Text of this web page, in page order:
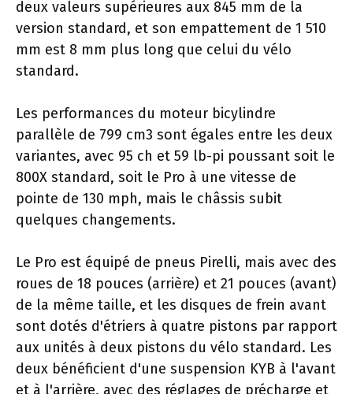
deux valeurs supérieures aux 845 mm de la
version standard, et son empattement de 1 510
mm est 8 mm plus long que celui du vélo
standard.
Les performances du moteur bicylindre
parallèle de 799 cm3 sont égales entre les deux
variantes, avec 95 ch et 59 lb-pi poussant soit le
800X standard, soit le Pro à une vitesse de
pointe de 130 mph, mais le châssis subit
quelques changements.
Le Pro est équipé de pneus Pirelli, mais avec des
roues de 18 pouces (arrière) et 21 pouces (avant)
de la même taille, et les disques de frein avant
sont dotés d'étriers à quatre pistons par rapport
aux unités à deux pistons du vélo standard. Les
deux bénéficient d'une suspension KYB à l'avant
et à l'arrière, avec des réglages de précharge et